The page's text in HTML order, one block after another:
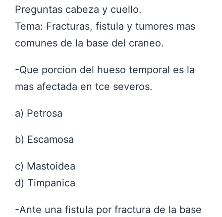
Preguntas cabeza y cuello.
Tema: Fracturas, fistula y tumores mas
comunes de la base del craneo.
-Que porcion del hueso temporal es la
mas afectada en tce severos.
a) Petrosa
b) Escamosa
c) Mastoidea
d) Timpanica
-Ante una fistula por fractura de la base